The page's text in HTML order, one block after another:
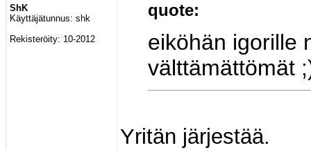
ShK
Käyttäjätunnus: shk
Rekisteröity: 10-2012
quote:
eiköhän igorille
välttämättömät
Yritän järjestää.